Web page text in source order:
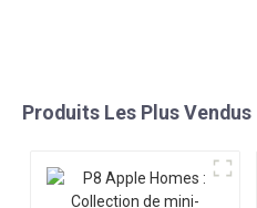
Produits Les Plus Vendus